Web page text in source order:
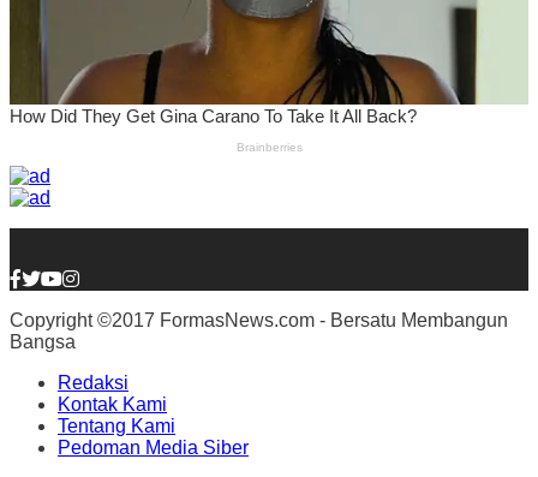
Copyright ©2017 FormasNews.com - Bersatu Membangun
Bangsa
Redaksi
Kontak Kami
Tentang Kami
Pedoman Media Siber